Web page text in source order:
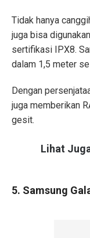
Tidak hanya
juga bisa
sertifikasi IPX8.
dalam 1,5 meter
Dengan
juga memberikan
gesit.
Lihat
5. Samsung